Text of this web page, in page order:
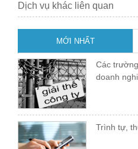
Dịch vụ khác liên quan
MỚI NHẤT
Các
doanh
Trình tự,